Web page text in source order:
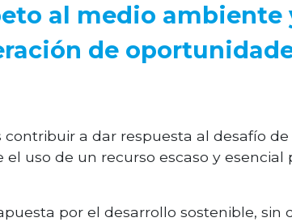
al medio ambiente
de
a dar respuesta al desafío
uso de un recurso escaso y esencial
por el desarrollo sostenible, sin